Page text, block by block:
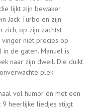
lijkt zijn bewaker
Jack Turbo en zijn
zich, op zijn zachtst
vinger niet precies op
de gaten. Manuel is
naar zijn dweil. Die duikt
plek.
vol humor én met een
9 heerlijke liedjes stijgt